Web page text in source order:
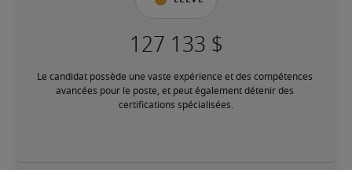
Le candidat possède une vaste expérience et des compétences
avancées pour le poste, et peut également détenir des
certifications spécialisées.